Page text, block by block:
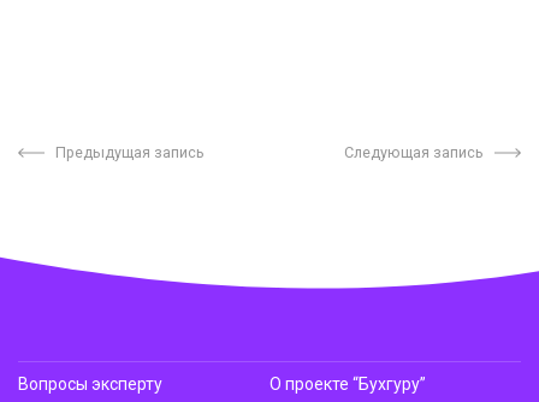
Предыдущая запись Следующая запись
Вопросы эксперту
О проекте “Бухгуру”